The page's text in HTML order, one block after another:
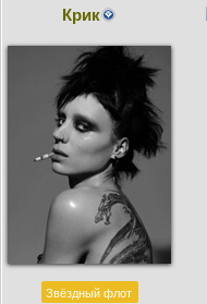
Крик
Звёздный флот